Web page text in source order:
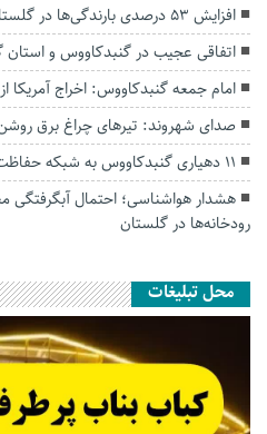
افزایش ۵۳ درصدی بارندگی‌ها در گلستان
اتفاقی عجیب در‌ گنبدکاووس و استان
امام جمعه گنبدکاووس: اخراج
صدای شهروند: تیرهای چراغ برق
۱۱ دهیاری گنبدکاووس به شبکه حفاظت مردمی منابع طبیعی پیوستند
هشدار هواشناسی؛ احتمال آبگرفتگی
رودخانه‌ها در گلستان
محل تبلیغات